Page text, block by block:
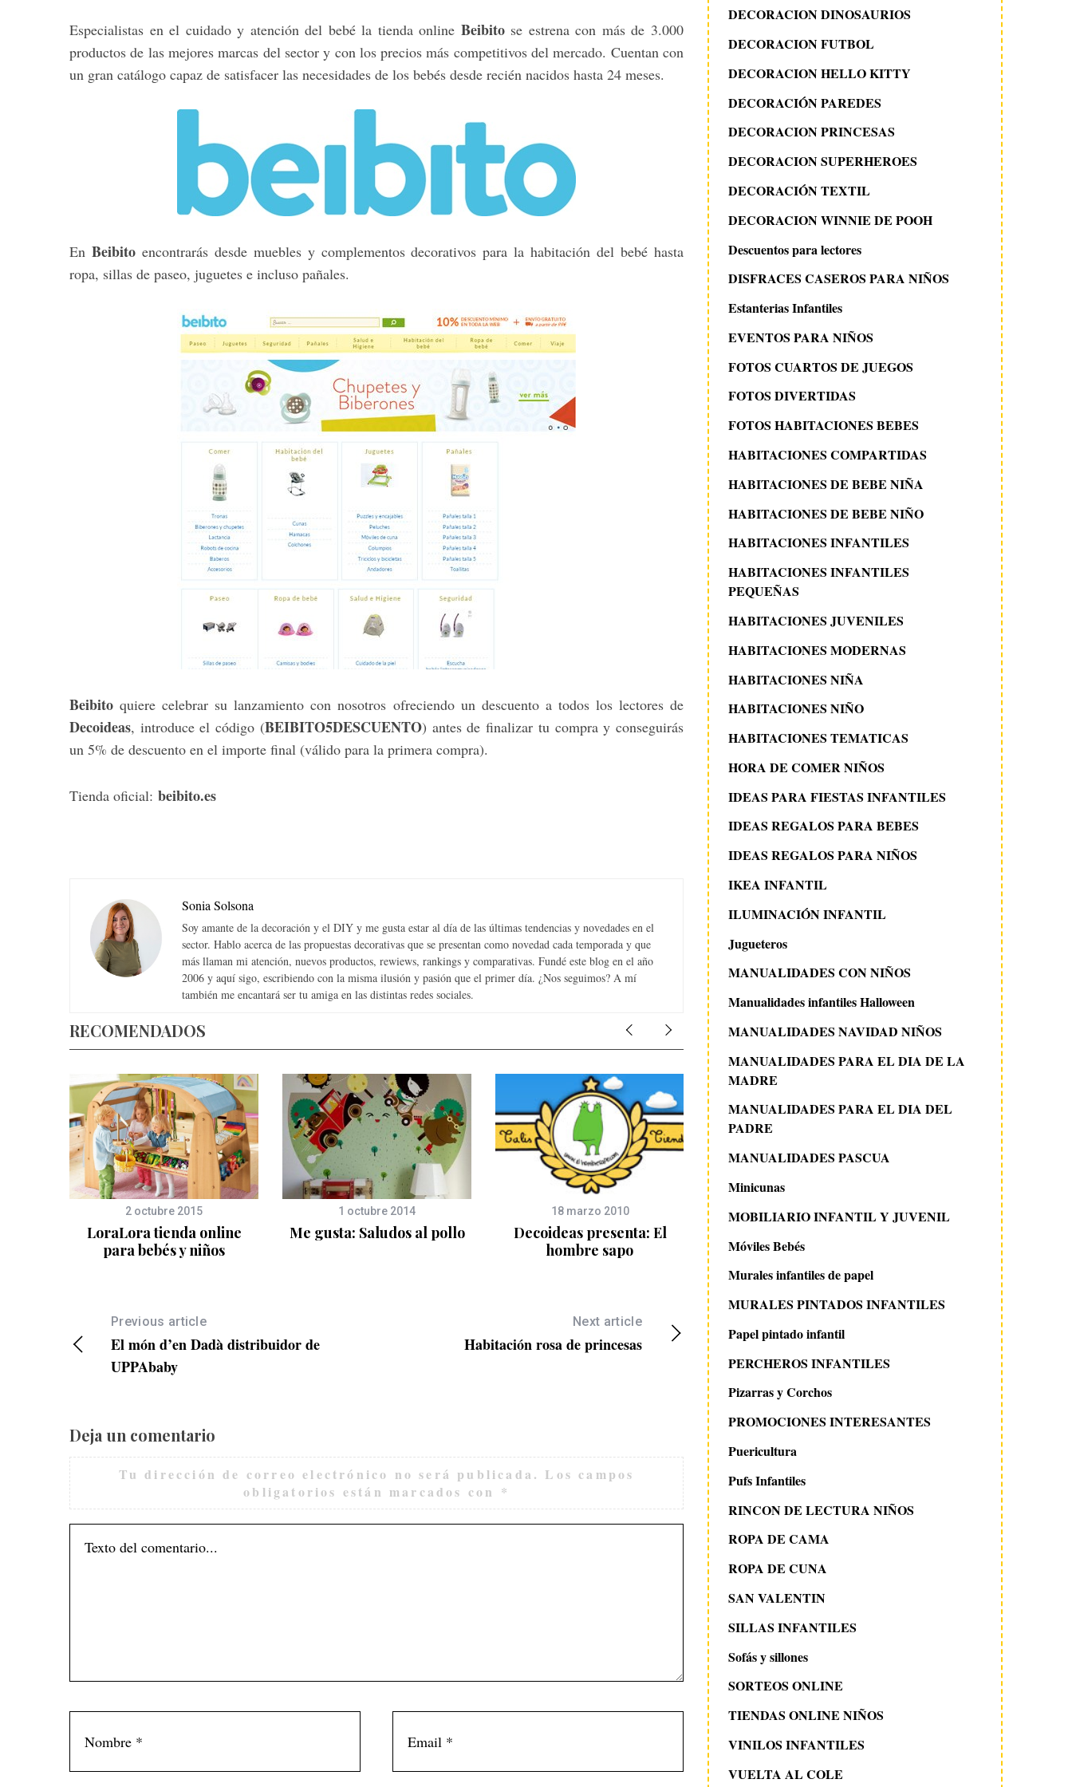
Especialistas en el cuidado y atención del bebé la tienda online Beibitose estrena con más de 3.000
productos de las mejores marcas del sector y con los precios más competitivos del mercado. Cuentan con
un gran catálogo capaz de satisfacer las necesidades de los bebés desde recién nacidos hasta 24 meses.
En Beibitoencontrarás desde muebles y complementos decorativos para la habitación del bebé hasta
ropa, sillas de paseo, juguetes e incluso pañales.
Beibito quiere celebrar su lanzamiento con nosotros ofreciendo un descuento a todos los lectores de
Decoideas, introduce el código (BEIBITO5DESCUENTO) antes de finalizar tu compra y conseguirás
un 5% de descuento en el importe final (válido para la primera compra).
Tienda oficial: beibito.es
Sonia Solsona
Soy amante de la decoración y el DIY y me gusta estar al día de las últimas tendencias y novedades en el
sector. Hablo acerca de las propuestas decorativas que se presentan como novedad cada temporada y que
más llaman mi atención, nuevos productos, rewiews, rankings y comparativas. Fundé este blog en el año
2006 y aquí sigo, escribiendo con la misma ilusión y pasión que el primer día. ¿Nos seguimos? A mí
también me encantará ser tu amiga en las distintas redes sociales.
RECOMENDADOS
2 octubre 2015
LoraLora tienda online
para bebés y niños
1 octubre 2014
Me gusta: Saludos al pollo
18 marzo 2010
Decoideas presenta: El
hombre sapo
28 julio 2014
artesanales KdeKids
6 septiembre 2016
Diseño Batman en
Previous article
El món d’en Dadà distribuidor de
UPPAbaby
Next article
Habitación rosa de princesas
Deja un comentario
Tu dirección de correo electrónico no será publicada. Los campos
obligatorios están marcados con *
DECORACION DINOSAURIOS
DECORACION FUTBOL
DECORACION HELLO KITTY
DECORACIÓN PAREDES
DECORACION PRINCESAS
DECORACION SUPERHEROES
DECORACIÓN TEXTIL
DECORACION WINNIE DE POOH
Descuentos para lectores
DISFRACES CASEROS PARA NIÑOS
Estanterias Infantiles
EVENTOS PARA NIÑOS
FOTOS CUARTOS DE JUEGOS
FOTOS DIVERTIDAS
FOTOS HABITACIONES BEBES
HABITACIONES COMPARTIDAS
HABITACIONES DE BEBE NIÑA
HABITACIONES DE BEBE NIÑO
HABITACIONES INFANTILES
HABITACIONES INFANTILES
PEQUEÑAS
HABITACIONES JUVENILES
HABITACIONES MODERNAS
HABITACIONES NIÑA
HABITACIONES NIÑO
HABITACIONES TEMATICAS
HORA DE COMER NIÑOS
IDEAS PARA FIESTAS INFANTILES
IDEAS REGALOS PARA BEBES
IDEAS REGALOS PARA NIÑOS
IKEA INFANTIL
ILUMINACIÓN INFANTIL
Jugueteros
MANUALIDADES CON NIÑOS
Manualidades infantiles Halloween
MANUALIDADES NAVIDAD NIÑOS
MANUALIDADES PARA EL DIA DE LA
MADRE
MANUALIDADES PARA EL DIA DEL
PADRE
MANUALIDADES PASCUA
Minicunas
MOBILIARIO INFANTIL Y JUVENIL
Móviles Bebés
Murales infantiles de papel
MURALES PINTADOS INFANTILES
Papel pintado infantil
PERCHEROS INFANTILES
Pizarras y Corchos
PROMOCIONES INTERESANTES
Puericultura
Pufs Infantiles
RINCON DE LECTURA NIÑOS
ROPA DE CAMA
ROPA DE CUNA
SAN VALENTIN
SILLAS INFANTILES
Sofás y sillones
SORTEOS ONLINE
TIENDAS ONLINE NIÑOS
VINILOS INFANTILES
VUELTA AL COLE